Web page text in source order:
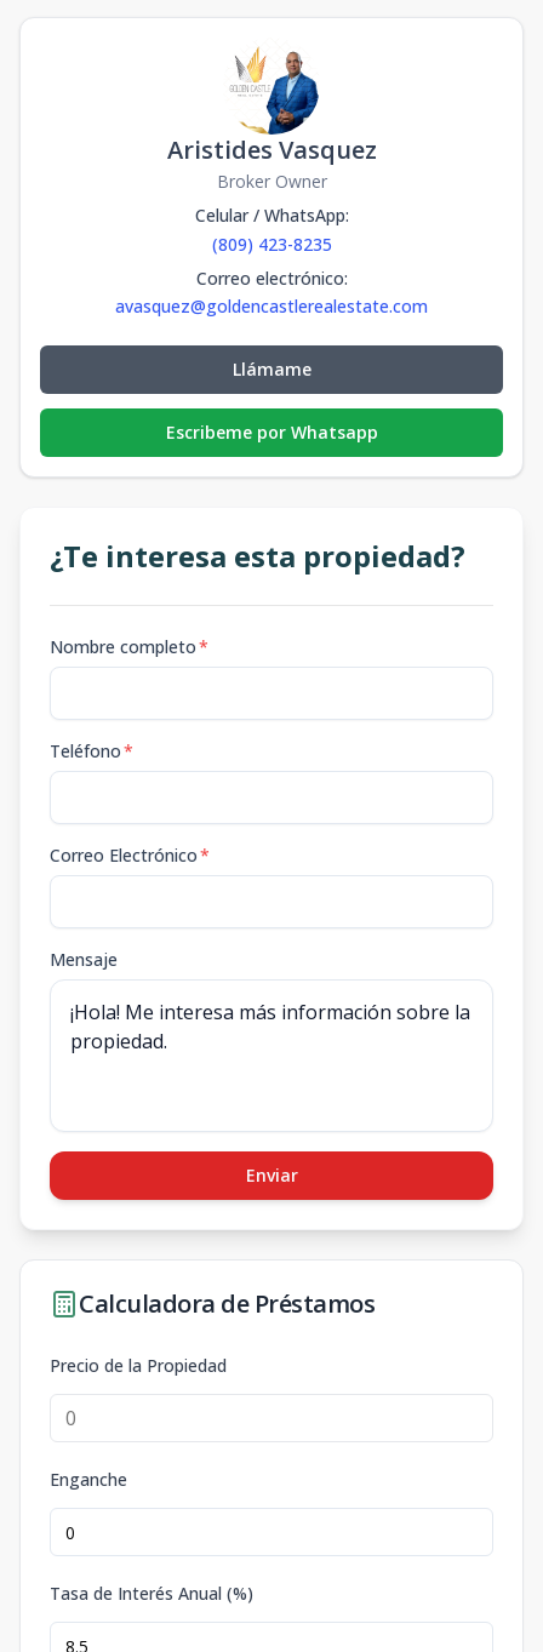
Aristides Vasquez
Broker Owner
Celular / WhatsApp:
(809) 423-8235
Correo electrónico:
avasquez@goldencastlerealestate.com
Llámame
Escribeme por Whatsapp
¿Te interesa esta propiedad?
Nombre completo*
Teléfono*
Correo Electrónico*
Mensaje
Enviar
Calculadora de Préstamos
Precio de la Propiedad
Enganche
Tasa de Interés Anual (%)